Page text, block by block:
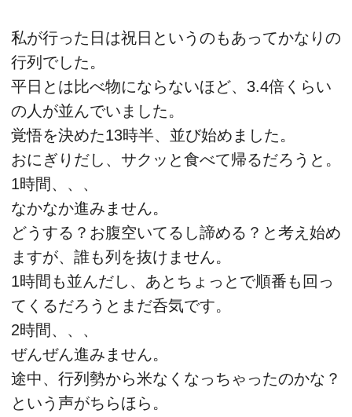
私が行った日は祝日というのもあってかなりの
行列でした。
平日とは比べ物にならないほど、3.4倍くらい
の人が並んでいました。
覚悟を決めた13時半、並び始めました。
おにぎりだし、サクッと食べて帰るだろうと。
1時間、、、
なかなか進みません。
どうする？お腹空いてるし諦める？と考え始め
ますが、誰も列を抜けません。
1時間も並んだし、あとちょっとで順番も回っ
てくるだろうとまだ呑気です。
2時間、、、
ぜんぜん進みません。
途中、行列勢から米なくなっちゃったのかな？
という声がちらほら。